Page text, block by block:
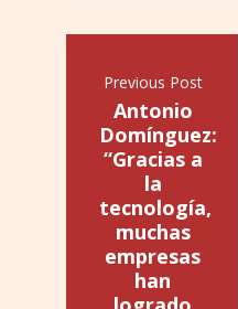
Previous Post
Antonio
Domínguez:
“Gracias a
la
tecnología,
muchas
empresas
han